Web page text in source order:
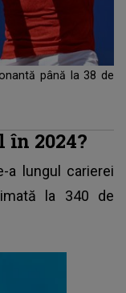
până la 38 de
în 2024?
a lungul carierei
la 340 de